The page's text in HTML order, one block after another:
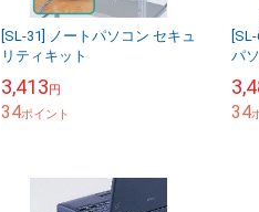
[SL-31] ノートパソコン セキュ
リティキット
3,413円
34ポイント
パ
34